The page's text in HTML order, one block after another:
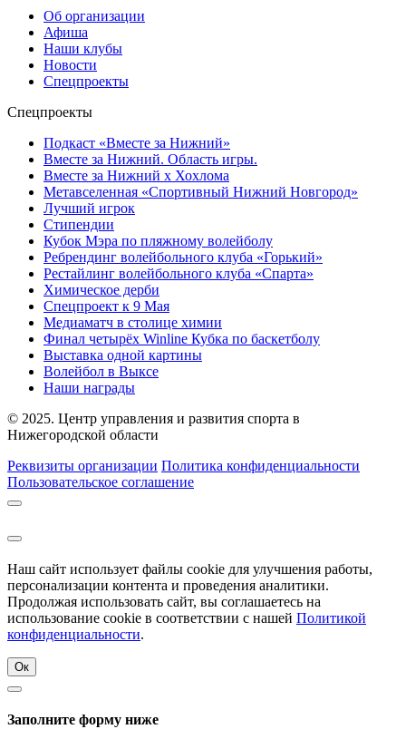
Об организации
Афиша
Наши клубы
Новости
Спецпроекты
Спецпроекты
Подкаст «Вместе за Нижний»
Вместе за Нижний. Область игры.
Вместе за Нижний х Хохлома
Метавселенная «Спортивный Нижний Новгород»
Лучший игрок
Стипендии
Кубок Мэра по пляжному волейболу
Ребрендинг волейбольного клуба «Горький»
Рестайлинг волейбольного клуба «Спарта»
Химическое дерби
Спецпроект к 9 Мая
Медиаматч в столице химии
Финал четырёх Winline Кубка по баскетболу
Выставка одной картины
Волейбол в Выксе
Наши награды
© 2025. Центр управления и развития спорта в
Нижегородской области
Реквизиты организации Политика конфиденциальности
Пользовательское соглашение
Наш сайт использует файлы cookie для улучшения работы,
персонализации контента и проведения аналитики.
Продолжая использовать сайт, вы соглашаетесь на
использование cookie в соответствии с нашей Политикой
конфиденциальности.
Ок
Заполните форму ниже